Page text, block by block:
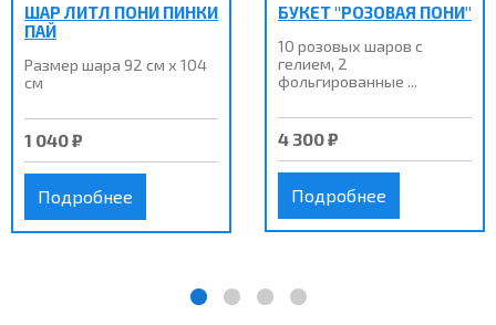
ШАР ЛИТЛ ПОНИ ПИНКИ
ПАЙ
Размер шара 92 см х 104
см
1 040 ₽
Подробнее
БУКЕТ "РОЗОВАЯ ПОНИ"
10 розовых шаров с
гелием, 2
фольгированные ...
4 300 ₽
Подробнее